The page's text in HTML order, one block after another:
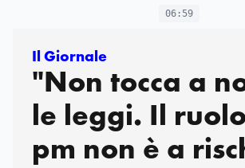
06:59
Il Giornale
"Non tocca a
le leggi. Il
pm non è a